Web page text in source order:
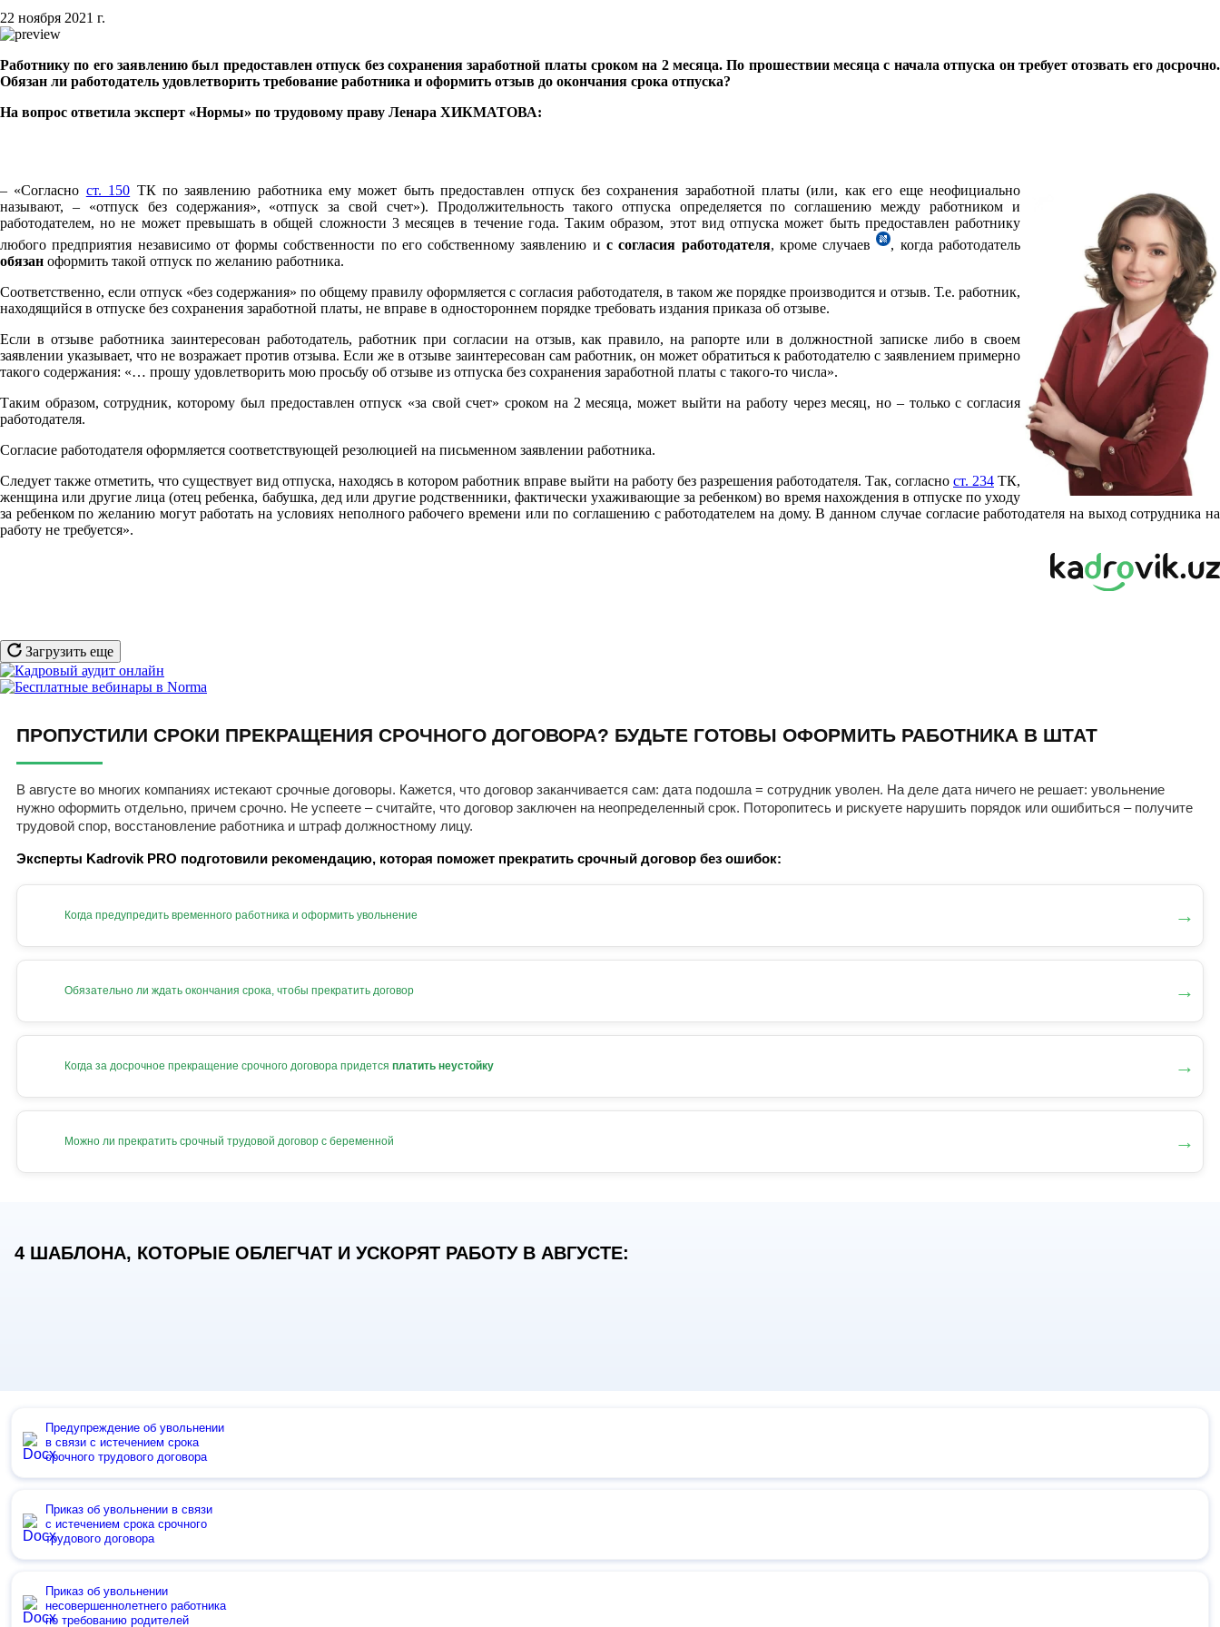
22 ноября 2021 г.
Работнику по его заявлению был предоставлен отпуск без сохранения заработной платы сроком на 2 месяца. По прошествии месяца с начала отпуска он требует отозвать его досрочно.
Обязан ли работодатель удовлетворить требование работника и оформить отзыв до окончания срока отпуска?
На вопрос ответила эксперт «Нормы» по трудовому праву Ленара ХИКМАТОВА:
– «Согласно ст. 150 ТК по заявлению работника ему может быть предоставлен отпуск без сохранения заработной платы (или, как его еще неофициально
называют, – «отпуск без содержания», «отпуск за свой счет»). Продолжительность такого отпуска определяется по соглашению между работником и
работодателем, но не может превышать в общей сложности 3 месяцев в течение года. Таким образом, этот вид отпуска может быть предоставлен работнику
любого предприятия независимо от формы собственности по его собственному заявлению ис согласия работодателя, кроме случаев
, когда работодатель
обязан оформить такой отпуск по желанию работника.
Соответственно, если отпуск «без содержания» по общему правилу оформляется с согласия работодателя, в таком же порядке производится и отзыв. Т.е. работник,
находящийся в отпуске без сохранения заработной платы, не вправе в одностороннем порядке требовать издания приказа об отзыве.
Если в отзыве работника заинтересован работодатель, работник при согласии на отзыв, как правило, на рапорте или в должностной записке либо в своем
заявлении указывает, что не возражает против отзыва. Если же в отзыве заинтересован сам работник, он может обратиться к работодателю с заявлением примерно
такого содержания: «… прошу удовлетворить мою просьбу об отзыве из отпуска без сохранения заработной платы с такого-то числа».
Таким образом, сотрудник, которому был предоставлен отпуск «за свой счет» сроком на 2 месяца, может выйти на работу через месяц, но – только с согласия
работодателя.
Согласие работодателя оформляется соответствующей резолюцией на письменном заявлении работника.
Следует также отметить, что существует вид отпуска, находясь в котором работник вправе выйти на работу без разрешения работодателя. Так, согласно ст. 234 ТК,
женщина или другие лица (отец ребенка, бабушка, дед или другие родственники, фактически ухаживающие за ребенком) во время нахождения в отпуске по уходу
за ребенком по желанию могут работать на условиях неполного рабочего времени или по соглашению с работодателем на дому. В данном случае согласие работодателя на выход сотрудника на
работу не требуется».
Загрузить еще
ПРОПУСТИЛИ СРОКИ ПРЕКРАЩЕНИЯ СРОЧНОГО ДОГОВОРА? БУДЬТЕ ГОТОВЫ ОФОРМИТЬ РАБОТНИКА В ШТАТ
В августе во многих компаниях истекают срочные договоры. Кажется, что договор заканчивается сам: дата подошла = сотрудник уволен. На деле дата ничего не решает: увольнение
нужно оформить отдельно, причем срочно. Не успеете – считайте, что договор заключен на неопределенный срок. Поторопитесь и рискуете нарушить порядок или ошибиться – получите
трудовой спор, восстановление работника и штраф должностному лицу.
Эксперты Kadrovik PRO подготовили рекомендацию, которая поможет прекратить срочный договор без ошибок:
Когда предупредить временного работника и оформить увольнение →
Обязательно ли ждать окончания срока, чтобы прекратить договор →
Когда за досрочное прекращение срочного договора придется платить неустойку →
Можно ли прекратить срочный трудовой договор с беременной →
4 ШАБЛОНА, КОТОРЫЕ ОБЛЕГЧАТ И УСКОРЯТ РАБОТУ В АВГУСТЕ:
Предупреждение об увольнении
в связи с истечением срока
срочного трудового договора
Приказ об увольнении в связи
с истечением срока срочного
трудового договора
Приказ об увольнении
несовершеннолетнего работника
по требованию родителей